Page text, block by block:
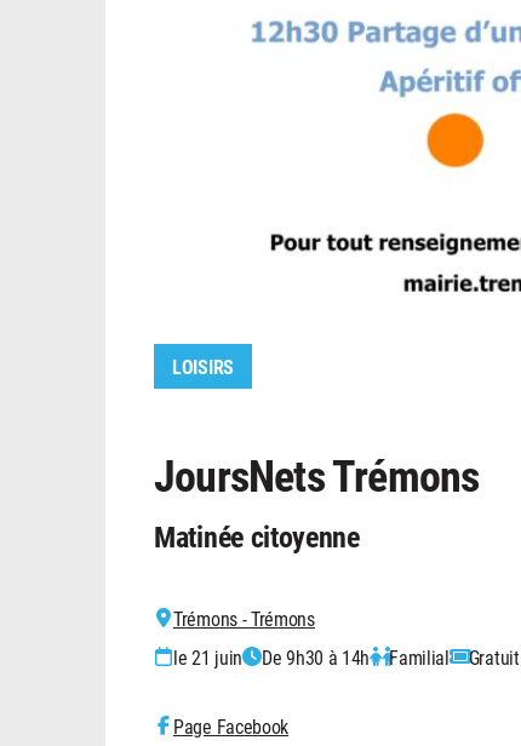
LOISIRS
JoursNets Trémons
Matinée citoyenne
Trémons - Trémons
le 21 juin
De 9h30 à 14h Familial Gratuit
Page Facebook